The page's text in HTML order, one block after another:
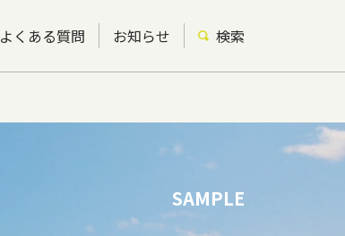
よくある質問 お知らせ 検索
SAMPLE